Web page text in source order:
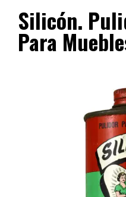
Silicón.
Para